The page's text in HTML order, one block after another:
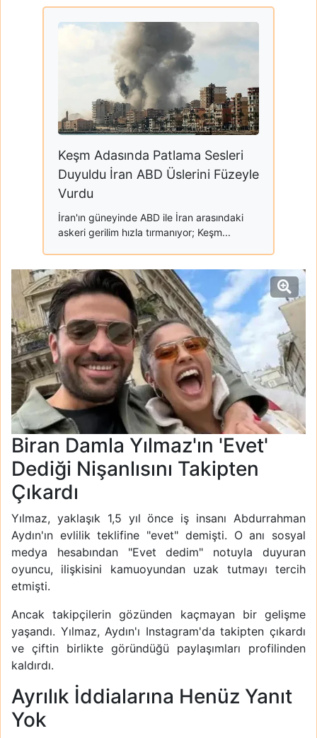
Keşm Adasında Patlama Sesleri
Duyuldu İran ABD Üslerini Füzeyle
Vurdu
İran'ın güneyinde ABD ile İran arasındaki
askeri gerilim hızla tırmanıyor; Keşm...
Biran Damla Yılmaz'ın 'Evet'
Dediği Nişanlısını Takipten
Çıkardı
Yılmaz, yaklaşık 1,5 yıl önce iş insanı Abdurrahman
Aydın'ın evlilik teklifine "evet" demişti. O anı sosyal
medya hesabından "Evet dedim" notuyla duyuran
oyuncu, ilişkisini kamuoyundan uzak tutmayı tercih
etmişti.
Ancak takipçilerin gözünden kaçmayan bir gelişme
yaşandı. Yılmaz, Aydın'ı Instagram'da takipten çıkardı
ve çiftin birlikte göründüğü paylaşımları profilinden
kaldırdı.
Ayrılık İddialarına Henüz Yanıt
Yok